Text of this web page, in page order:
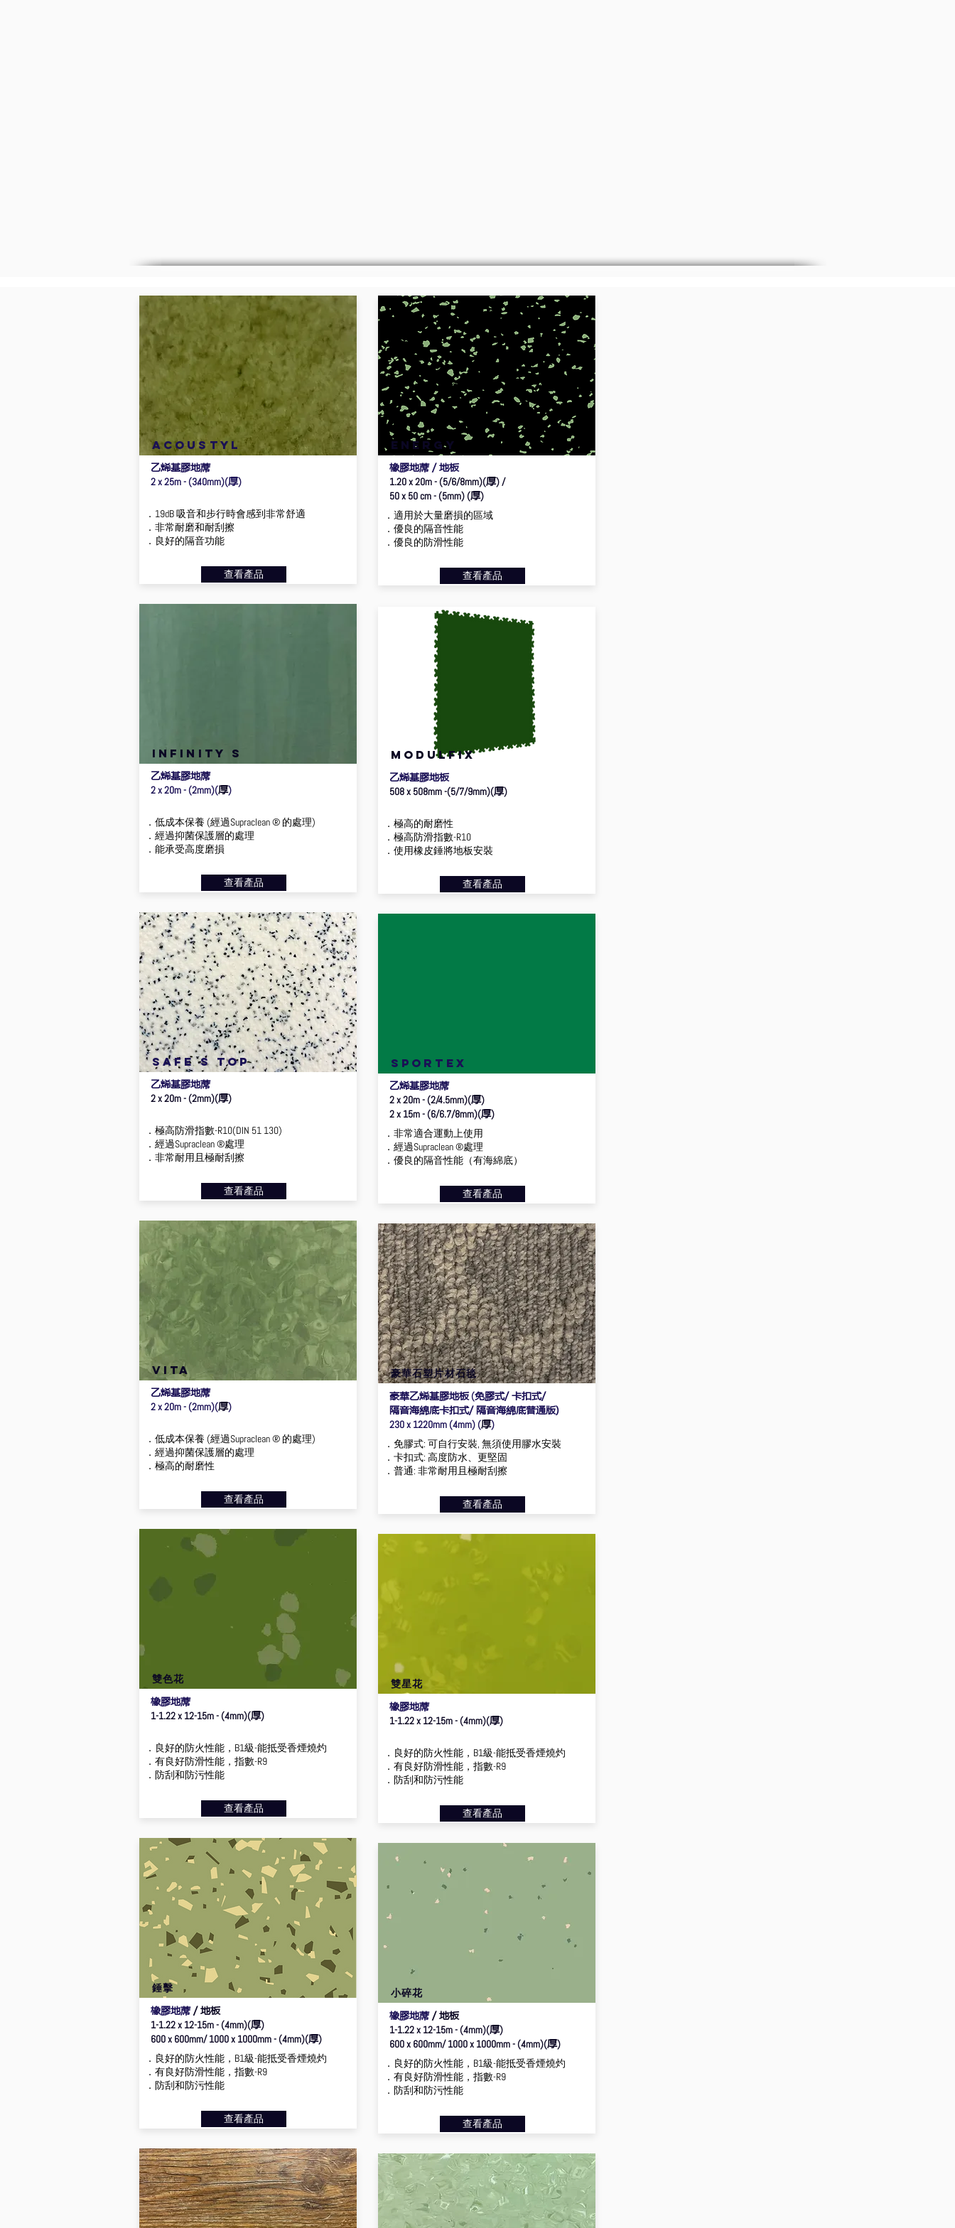
[back to by application]
ACOUSTYL
乙烯基膠地蓆
2 x 25m - (3.40mm)(厚)
．19dB 吸音和步行時會感到非常舒適
．非常耐磨和耐刮擦
．良好的隔音功能
查看產品
infinity s
乙烯基膠地蓆
2 x 20m - (2mm)(厚)
．低成本保養 (經過Supraclean ® 的處理)
．經過抑菌保護層的處理
．能承受高度磨損
查看產品
safe s top
乙烯基膠地蓆
2 x 20m - (2mm)(厚)
．極高防滑指數-R10(DIN 51 130)
．經過Supraclean ®處理
．非常耐用且極耐刮擦
查看產品
VITA
乙烯基膠地蓆
2 x 20m - (2mm)(厚)
．低成本保養 (經過Supraclean ® 的處理)
．經過抑菌保護層的處理
．極高的耐磨性
查看產品
雙色花
橡膠地蓆
1-1.22 x 12-15m - (4mm)(厚)
．良好的防火性能，B1級-能抵受香煙燒灼
．有良好防滑性能，指數-R9
．防刮和防污性能
查看產品
錘擊
橡膠地蓆／地板
1-1.22 x 12-15m - (4mm)(厚)
600 x 600mm/ 1000 x 1000mm - (4mm)(厚)
．良好的防火性能，B1級-能抵受香煙燒灼
．有良好防滑性能，指數-R9
．防刮和防污性能
查看產品
ENERGY
橡膠地蓆／地板
1.20 x 20m - (5/6/8mm)(厚) /
50 x 50 cm - (5mm) (厚)
．適用於大量磨損的區域
．優良的隔音性能
．優良的防滑性能
查看產品
MODULFIX
乙烯基膠地板
508 x 508mm -(5/7/9mm)(厚)
．極高的耐磨性
．極高防滑指數-R10
．使用橡皮錘將地板安裝
查看產品
sportex
乙烯基膠地蓆
2 x 20m - (2/4.5mm)(厚)
2 x 15m - (6/6.7/8mm)(厚)
．非常適合運動上使用
．經過Supraclean ®處理
．優良的隔音性能（有海綿底）
查看產品
豪華石塑片材石毯
豪華乙烯基膠地板(免膠式/ 卡扣式/
隔音海綿底卡扣式/ 隔音海綿底普通版)
230 x 1220mm (4mm) (厚)
．免膠式: 可自行安裝, 無須使用膠水安裝
．卡扣式: 高度防水、更堅固
．普通: 非常耐用且極耐刮擦
查看產品
雙星花
橡膠地蓆
1-1.22 x 12-15m - (4mm)(厚)
．良好的防火性能，B1級-能抵受香煙燒灼
．有良好防滑性能，指數-R9
．防刮和防污性能
查看產品
小碎花
橡膠地蓆／地板
1-1.22 x 12-15m - (4mm)(厚)
600 x 600mm/ 1000 x 1000mm - (4mm)(厚)
．良好的防火性能，B1級-能抵受香煙燒灼
．有良好防滑性能，指數-R9
．防刮和防污性能
查看產品